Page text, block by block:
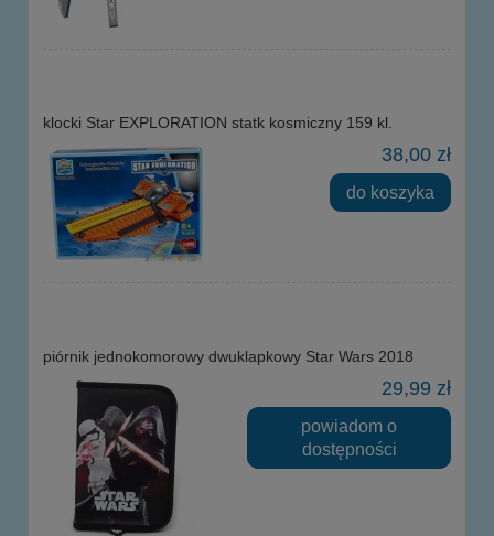
klocki Star EXPLORATION statk kosmiczny 159 kl.
38,00 zł
do koszyka
piórnik jednokomorowy dwuklapkowy Star Wars 2018
29,99 zł
powiadom o
dostępności